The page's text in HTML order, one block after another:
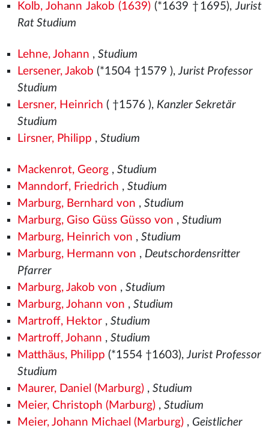
Kolb, Johann Jakob (1639)(*1639 †1695),Jurist
Rat Studium
Lehne, Johann , Studium
Lersener, Jakob (*1504 †1579 ),Jurist Professor
Studium
Lersner, Heinrich ( †1576 ), Kanzler Sekretär
Studium
Lirsner, Philipp , Studium
Mackenrot, Georg, Studium
Manndorf, Friedrich , Studium
Marburg, Bernhard von , Studium
Marburg, Giso Güss Güsso von , Studium
Marburg, Heinrich von , Studium
Marburg, Hermann von , Deutschordensritter
Pfarrer
Marburg, Jakob von , Studium
Marburg, Johann von , Studium
Martroff, Hektor, Studium
Martroff, Johann , Studium
Matthäus, Philipp (*1554 †1603),Jurist Professor
Studium
Maurer, Daniel (Marburg), Studium
Meier, Christoph (Marburg), Studium
Meier, Johann Michael (Marburg), Geistlicher